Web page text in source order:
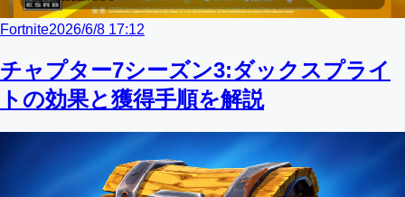
Fortnite2026/6/8 17:12
チャプター7シーズン3:ダックスプライ
トの効果と獲得手順を解説